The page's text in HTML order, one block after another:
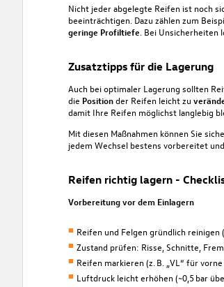
Nicht jeder abgelegte Reifen ist noch
beeinträchtigen. Dazu zählen zum
geringe Profiltiefe . Bei
Zusatztipps für die Lagerung
Auch bei optimaler Lagerung sollten
die Positionder Reifen leicht zu
damit Ihre Reifen möglichst langlebig
Mit diesen Maßnahmen können Sie
jedem Wechsel bestens vorbereitet
Reifen richtig lagern -
Vorbereitung vor dem Einlagern
Reifen und Felgen gründlich
Zustand prüfen: Risse, Schnitte,
Reifen markieren (z. B. „VL“ für
Luftdruck leicht erhöhen (~0,5 bar